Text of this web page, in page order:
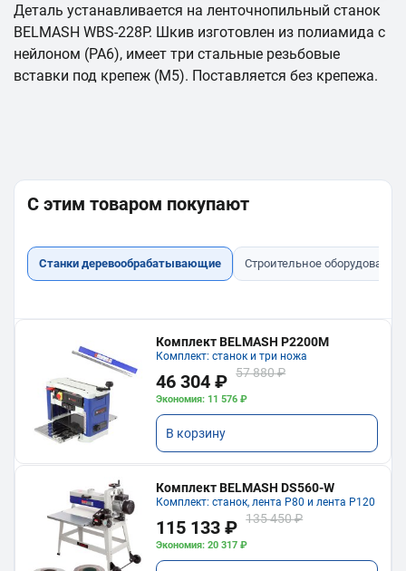
Деталь устанавливается на ленточнопильный станок
BELMASH WBS-228P. Шкив изготовлен из полиамида с
нейлоном (PA6), имеет три стальные резьбовые
вставки под крепеж (М5). Поставляется без крепежа.
С этим товаром покупают
Станки деревообрабатывающие Строительное оборудование
Комплект BELMASH P2200M
Комплект: станок и три ножа
46 304 ₽ 57 880 ₽
Экономия: 11 576 ₽
В корзину
Комплект BELMASH DS560-W
Комплект: станок, лента P80 и лента P120
115 133 ₽ 135 450 ₽
Экономия: 20 317 ₽